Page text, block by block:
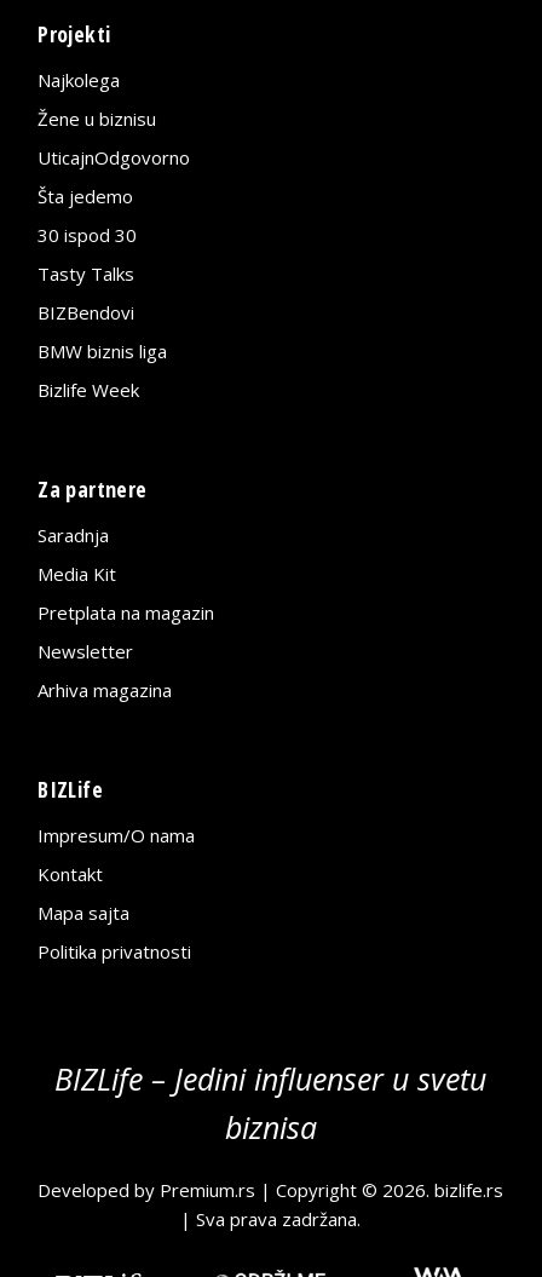
Projekti
Najkolega
Žene u biznisu
UticajnOdgovorno
Šta jedemo
30 ispod 30
Tasty Talks
BIZBendovi
BMW biznis liga
Bizlife Week
Za partnere
Saradnja
Media Kit
Pretplata na magazin
Newsletter
Arhiva magazina
BIZLife
Impresum/O nama
Kontakt
Mapa sajta
Politika privatnosti
BIZLife – Jedini influenser u svetu
biznisa
Developed by Premium.rs | Copyright © 2026.bizlife.rs
| Sva prava zadržana.